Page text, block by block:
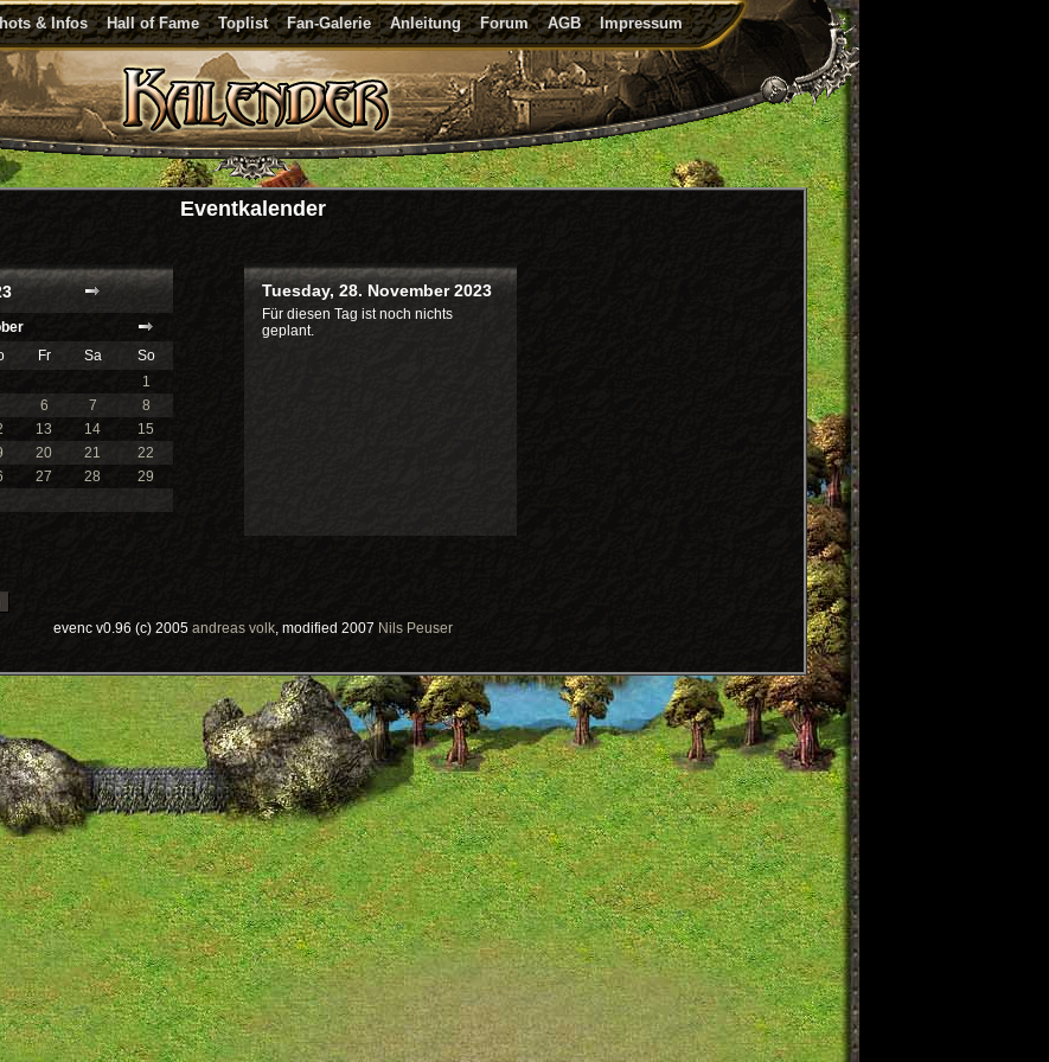
& Infos Hall of Fame Toplist Fan-Galerie Anleitung Forum AGB Impressum
Eventkalender
Fr Sa
So
1
6 7
8
13 14
15
20 21
22
27 28
29
Tuesday, 28. November 2023
Für diesen Tag ist noch nichts
geplant.
evenc v0.96 (c) 2005 andreas volk, modified 2007 Nils Peuser